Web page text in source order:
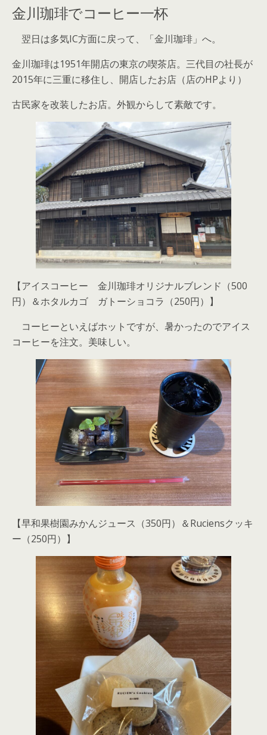
金川珈琲でコーヒー一杯
翌日は多気IC方面に戻って、「金川珈琲」へ。
金川珈琲は1951年開店の東京の喫茶店。三代目の社長が
2015年に三重に移住し、開店したお店（店のHPより）
古民家を改装したお店。外観からして素敵です。
【アイスコーヒー 金川珈琲オリジナルブレンド（500
円）＆ホタルカゴ ガトーショコラ（250円）】
コーヒーといえばホットですが、暑かったのでアイス
コーヒーを注文。美味しい。
【早和果樹園みかんジュース（350円）＆Ruciensクッキ
ー（250円）】